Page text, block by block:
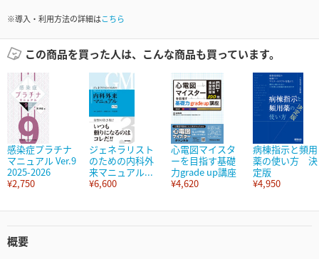
※導入・利用方法の詳細はこちら
この商品を買った人は、こんな商品も買っています。
感染症プラチナ
マニュアル Ver.9
2025-2026
¥2,750
ジェネラリスト
のための内科外
来マニュアル...
¥6,600
心電図マイスタ
ーを目指す基礎
力grade up講座
¥4,620
病棟指示と頻用
薬の使い方 決
定版
¥4,950
概要